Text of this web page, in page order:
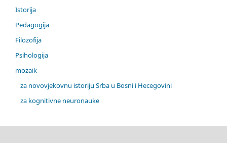
Istorija
Pedagogija
Filozofija
Psihologija
mozaik
za novovjekovnu istoriju Srba u Bosni i Hecegovini
za kognitivne neuronauke